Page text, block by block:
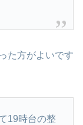
た方がよいです
19時台の整